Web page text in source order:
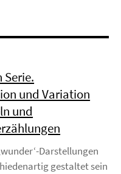
Serie.
und Variation
und
Darstellungen
gestaltet sein